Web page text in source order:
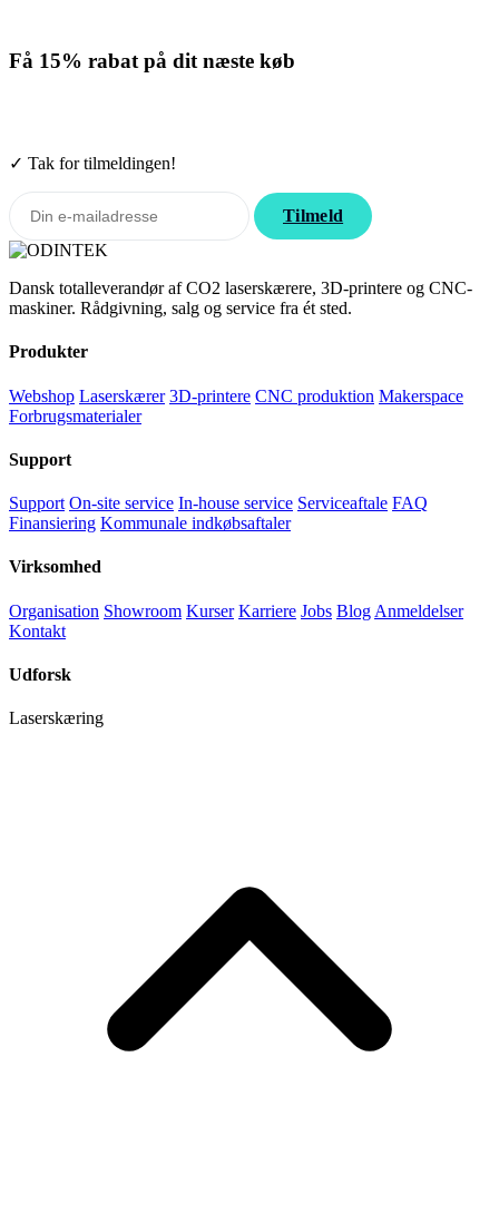
Få 15% rabat på dit næste køb
✓ Tak for tilmeldingen!
Tilmeld
Dansk totalleverandør af CO2 laserskærere, 3D-printere og CNC-
maskiner. Rådgivning, salg og service fra ét sted.
Produkter
Webshop Laserskærer 3D-printere CNC produktion Makerspace
Forbrugsmaterialer
Support
Support On-site service In-house service Serviceaftale FAQ
Finansiering Kommunale indkøbsaftaler
Virksomhed
Organisation Showroom Kurser Karriere Jobs Blog Anmeldelser
Kontakt
Udforsk
Laserskæring